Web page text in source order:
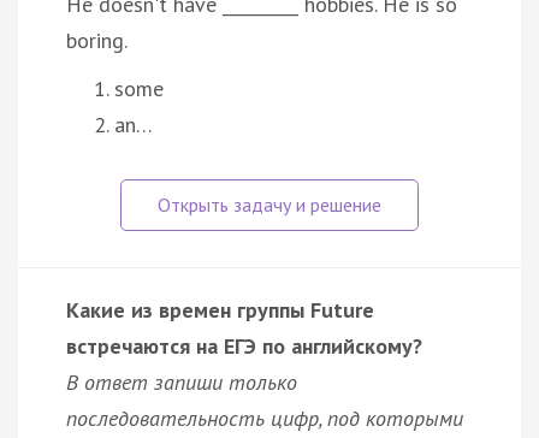
boring.
some
an…
Какие из времен группы Future
встречаются на ЕГЭ по английскому?
В ответ запиши только
последовательность цифр, под которыми